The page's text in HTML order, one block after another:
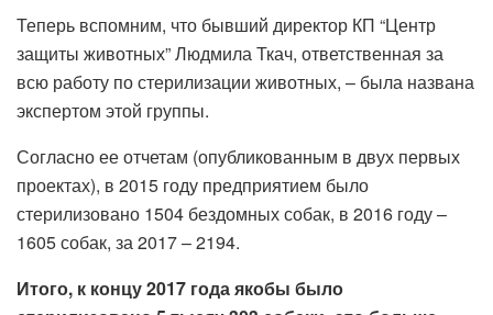
Теперь вспомним, что бывший директор КП “Центр
защиты животных” Людмила Ткач, ответственная за
всю работу по стерилизации животных, – была названа
экспертом этой группы.
Согласно ее отчетам (опубликованным в двух первых
проектах), в 2015 году предприятием было
стерилизовано 1504 бездомных собак, в 2016 году –
1605 собак, за 2017 – 2194.
Итого, к концу 2017 года якобы было